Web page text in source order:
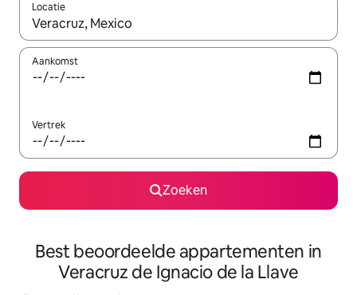
Locatie
Wanneer er suggesties beschikbaar zijn, maak je een keuze
Aankomst
Vertrek
Zoeken
Best beoordeelde appartementen in
Veracruz de Ignacio de la Llave